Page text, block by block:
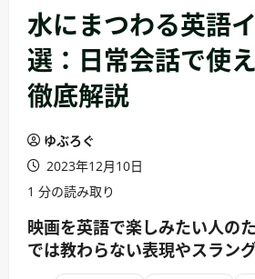
水にまつわる英語
選：日常会話で使
徹底解説
ゆぶろぐ
2023年12月10日
1 分の読み取り
映画を英語で楽しみたい人の
では教わらない表現やスラン